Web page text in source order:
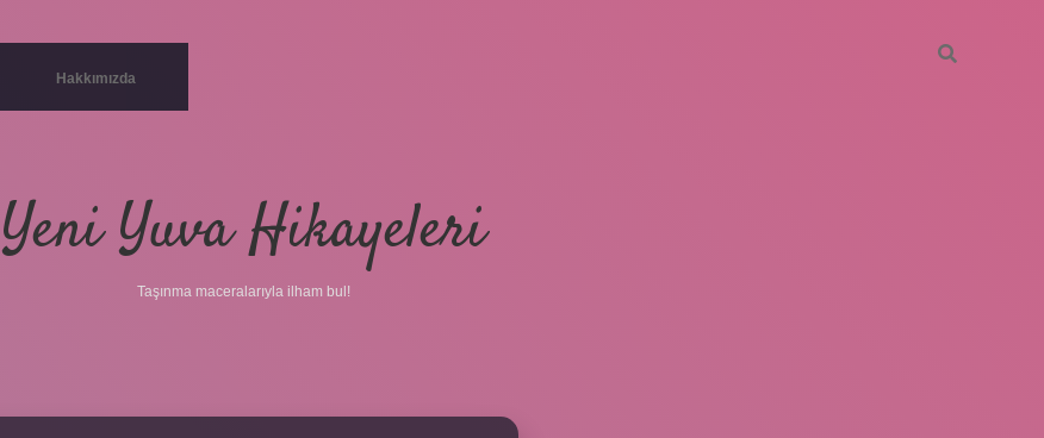
Hakkımızda
Yeni Yuva Hikayeleri
Taşınma maceralarıyla ilham bul!